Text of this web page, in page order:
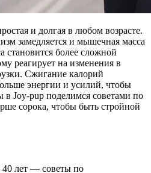
и долгая в любом возрасте.
замедляется и мышечная масса
становится более сложной
реагирует на изменения в
Сжигание калорий
энергии и усилий, чтобы
Joy-pup поделимся советами по
сорока, чтобы быть стройной